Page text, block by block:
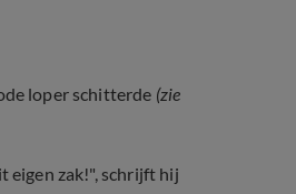
loper schitterde (zie
eigen zak!", schrijft hij